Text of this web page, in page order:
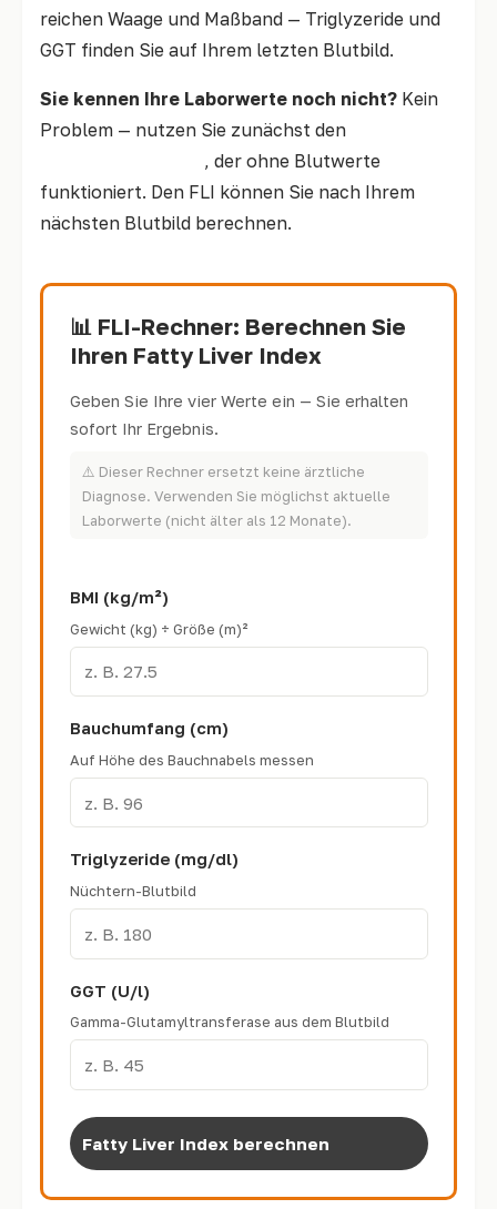
reichen Waage und Maßband — Triglyzeride und
GGT finden Sie auf Ihrem letzten Blutbild.
Sie kennen Ihre Laborwerte noch nicht? Kein
Problem — nutzen Sie zunächst den
, der ohne Blutwerte
funktioniert. Den FLI können Sie nach Ihrem
nächsten Blutbild berechnen.
📊 FLI-Rechner: Berechnen Sie
Ihren Fatty Liver Index
Geben Sie Ihre vier Werte ein — Sie erhalten
sofort Ihr Ergebnis.
⚠️ Dieser Rechner ersetzt keine ärztliche
Diagnose. Verwenden Sie möglichst aktuelle
Laborwerte (nicht älter als 12 Monate).
BMI (kg/m²)
Gewicht (kg) ÷ Größe (m)²
Bauchumfang (cm)
Auf Höhe des Bauchnabels messen
Triglyzeride (mg/dl)
Nüchtern-Blutbild
GGT (U/l)
Gamma-Glutamyltransferase aus dem Blutbild
Fatty Liver Index berechnen